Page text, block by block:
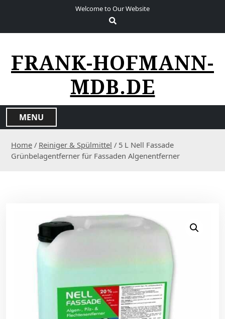
Welcome to Our Website
FRANK-HOFMANN-
MDB.DE
MENU
Home / Reiniger & Spülmittel / 5 L Nell Fassade
Grünbelagentferner für Fassaden Algenentferner